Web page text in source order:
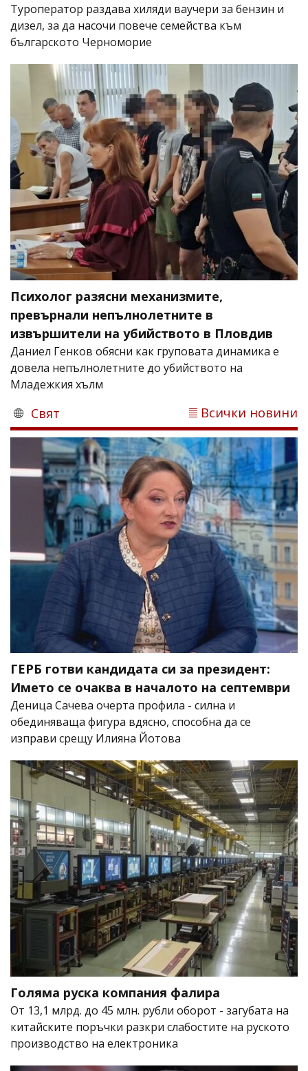
Туроператор раздава хиляди ваучери за бензин и
дизел, за да насочи повече семейства към
българското Черноморие
Психолог разясни механизмите,
превърнали непълнолетните в
извършители на убийството в Пловдив
Даниел Генков обясни как груповата динамика е
довела непълнолетните до убийството на
Младежкия хълм
Свят Всички новини
ГЕРБ готви кандидата си за президент:
Името се очаква в началото на септември
Деница Сачева очерта профила - силна и
обединяваща фигура вдясно, способна да се
изправи срещу Илияна Йотова
Голяма руска компания фалира
От 13,1 млрд. до 45 млн. рубли оборот - загубата на
китайските поръчки разкри слабостите на руското
производство на електроника